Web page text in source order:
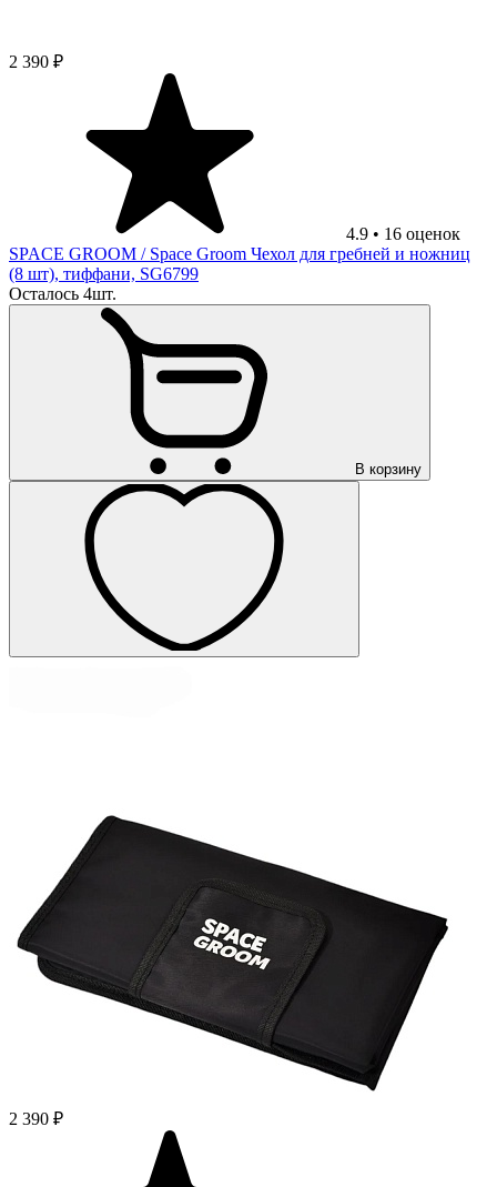
2 390 ₽
4.9 • 16 оценок
SPACE GROOM / Space Groom Чехол для гребней и ножниц
(8 шт), тиффани, SG6799
Осталось 4шт.
В корзину
2 390 ₽